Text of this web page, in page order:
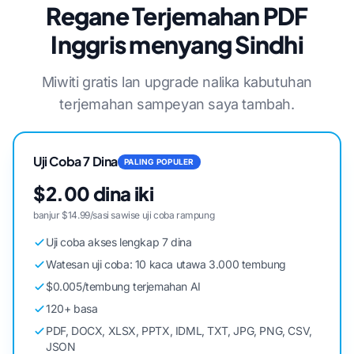
Regane Terjemahan PDF
Inggris menyang Sindhi
Miwiti gratis lan upgrade nalika kabutuhan
terjemahan sampeyan saya tambah.
Uji Coba 7 Dina PALING POPULER
$2.00 dina iki
banjur $14.99/sasi sawise uji coba rampung
Uji coba akses lengkap 7 dina
Watesan uji coba: 10 kaca utawa 3.000 tembung
$0.005/tembung terjemahan AI
120+ basa
PDF, DOCX, XLSX, PPTX, IDML, TXT, JPG, PNG, CSV,
JSON